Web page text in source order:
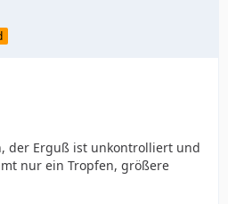
der Erguß ist unkontrolliert und
nur ein Tropfen, größere